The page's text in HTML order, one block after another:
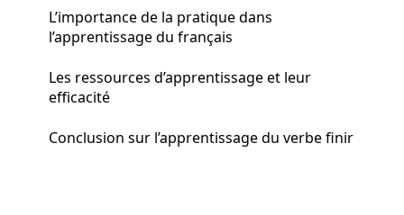
L’importance de la pratique dans
l’apprentissage du français
Les ressources d’apprentissage et leur
efficacité
Conclusion sur l’apprentissage du verbe finir